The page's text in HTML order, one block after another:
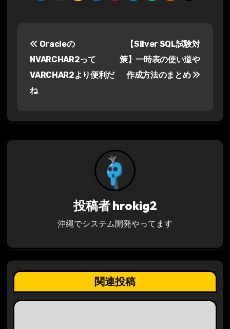
稿
ナ
ビ
ゲ
ー
Oracleの
NVARCHAR2って
VARCHAR2より便利だ
ね
【Silver SQL試験対
策】一時表の使い道や
作成方法のまとめ
投稿者hrokig2
沖縄でシステム開発やってます
関連投稿